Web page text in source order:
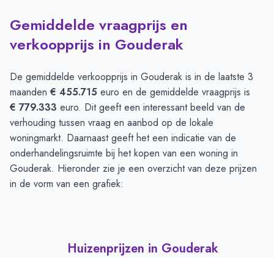
Gemiddelde vraagprijs en
verkoopprijs in Gouderak
De gemiddelde verkoopprijs in Gouderak is in de laatste 3
maanden € 455.715 euro en de gemiddelde vraagprijs is
€ 779.333 euro. Dit geeft een interessant beeld van de
verhouding tussen vraag en aanbod op de lokale
woningmarkt. Daarnaast geeft het een indicatie van de
onderhandelingsruimte bij het kopen van een woning in
Gouderak. Hieronder zie je een overzicht van deze prijzen
in de vorm van een grafiek:
Huizenprijzen in Gouderak